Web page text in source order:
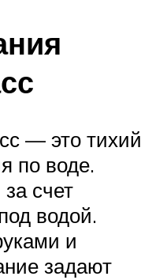
— это тихий
по воде.
счет
водой.
и
задают